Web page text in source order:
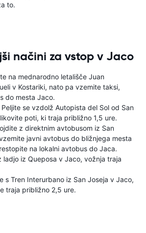
to.
načini za vstop v Jaco
na mednarodno letališče Juan
v Kostariki, nato pa vzemite taksi,
do mesta Jaco.
Peljite se vzdolž Autopista del Sol od San
poti, ki traja približno 1,5 ure.
z direktnim avtobusom iz San
javni avtobus do bližnjega mesta
na lokalni avtobus do Jaca.
ladjo iz Queposa v Jaco, vožnja traja
s Tren Interurbano iz San Joseja v Jaco,
traja približno 2,5 ure.